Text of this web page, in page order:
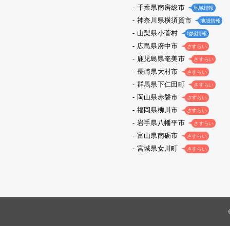
千葉県南房総市 地域情報
神奈川県横須賀市 地域情報
山梨県小菅村 地域情報
広島県府中市 さすらい
鹿児島県奄美市 さすらい
長崎県大村市 さすらい
群馬県下仁田町 さすらい
岡山県赤磐市 さすらい
福岡県柳川市 さすらい
岩手県八幡平市 さすらい
富山県南砺市 さすらい
宮城県女川町 さすらい